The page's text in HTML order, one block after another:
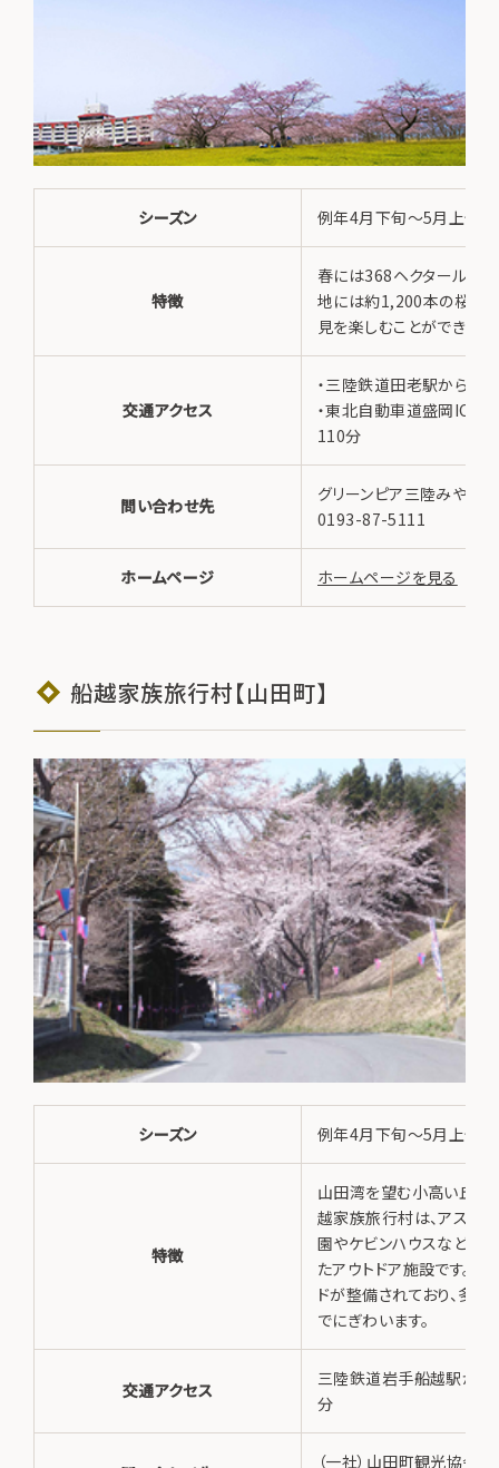
シーズン 例年4月下旬～5月上旬
特徴
春には368ヘクタールの
地には約1,200本の桜が咲
見を楽しむことができます
交通アクセス
・三陸鉄道田老駅から車
・東北自動車道盛岡ICか
110分
問い合わせ先
グリーンピア三陸みやこ
0193-87-5111
ホームページ ホームページを見る
船越家族旅行村【山田町】
シーズン 例年4月下旬～5月上旬
特徴
山田湾を望む小高い丘に
越家族旅行村は、アスレ
園やケビンハウスなど設
たアウトドア施設です。桜
ドが整備されており、多く
でにぎわいます。
交通アクセス
三陸鉄道岩手船越駅から
分
（一社）山田町観光協会